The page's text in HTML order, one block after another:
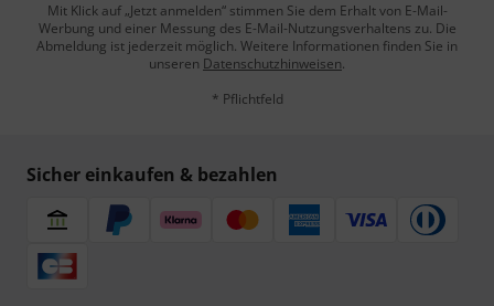
Mit Klick auf „Jetzt anmelden“ stimmen Sie dem Erhalt von E-Mail-
Werbung und einer Messung des E-Mail-Nutzungsverhaltens zu. Die
Abmeldung ist jederzeit möglich. Weitere Informationen finden Sie in
unseren Datenschutzhinweisen.
* Pflichtfeld
Sicher einkaufen & bezahlen